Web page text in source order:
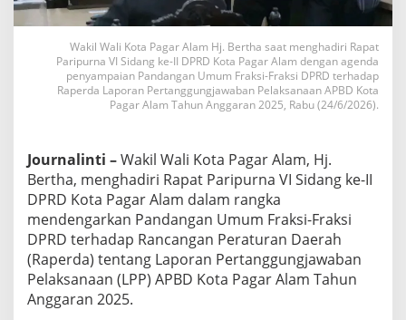
a
n
g
a
a
k
s
i
t
e
r
h
Wakil Wali Kota Pagar Alam Hj. Bertha saat menghadiri Rapat
Paripurna VI Sidang ke-II DPRD Kota Pagar Alam dengan agenda
penyampaian Pandangan Umum Fraksi-Fraksi DPRD terhadap
Raperda Laporan Pertanggungjawaban Pelaksanaan APBD Kota
Pagar Alam Tahun Anggaran 2025, Rabu (24/6/2026).
Journalinti –Wakil Wali Kota Pagar Alam, Hj.
Bertha, menghadiri Rapat Paripurna VI Sidang ke-II
DPRD Kota Pagar Alam dalam rangka
mendengarkan Pandangan Umum Fraksi-Fraksi
DPRD terhadap Rancangan Peraturan Daerah
(Raperda) tentang Laporan Pertanggungjawaban
Pelaksanaan (LPP) APBD Kota Pagar Alam Tahun
Anggaran 2025.